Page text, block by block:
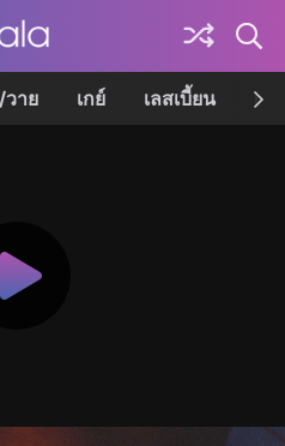
วาย เกย์ เลสเบี้ยน เค